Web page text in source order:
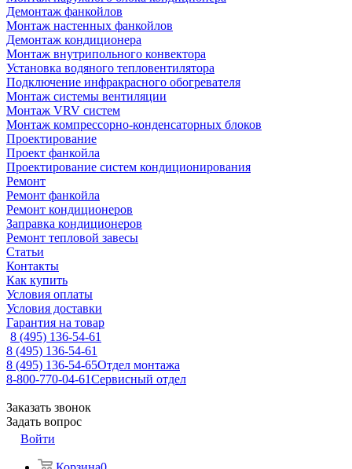
Демонтаж фанкойлов
Монтаж настенных фанкойлов
Демонтаж кондиционера
Монтаж внутрипольного конвектора
Установка водяного тепловентилятора
Подключение инфракрасного обогревателя
Монтаж системы вентиляции
Монтаж VRV систем
Монтаж компрессорно-конденсаторных блоков
Проектирование
Проект фанкойла
Проектирование систем кондиционирования
Ремонт
Ремонт фанкойла
Ремонт кондиционеров
Заправка кондиционеров
Ремонт тепловой завесы
Статьи
Контакты
Как купить
Условия оплаты
Условия доставки
Гарантия на товар
8 (495) 136-54-61
8 (495) 136-54-61
8 (495) 136-54-65Отдел монтажа
8-800-770-04-61Сервисный отдел
Заказать звонок
Задать вопрос
Войти